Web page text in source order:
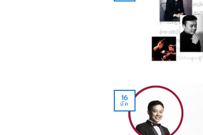
16
มี.ค.